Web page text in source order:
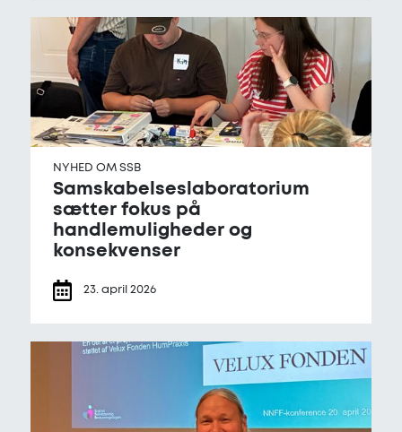
Samskabelses­laboratorium sætter fokus på
NYHED OM SSB
Samskabelses­laboratorium
sætter fokus på
handlemuligheder og
konsekvenser
23. april 2026
Første fund fra ph.d.-projekt præsenteres på